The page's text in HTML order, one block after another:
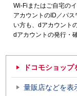
Wi-Fiまたはご自宅の
アカウントのID／パ
い方も、dアカウント
dアカウントの発行・
ドコモショップ
量販店などを表